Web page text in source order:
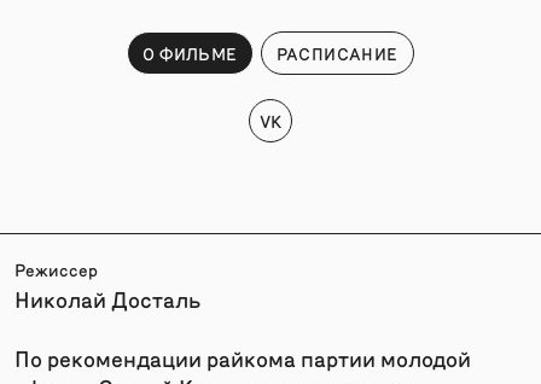
О ФИЛЬМЕ РАСПИСАНИЕ
VK
Режиссер
Николай Досталь
По рекомендации райкома партии молодой